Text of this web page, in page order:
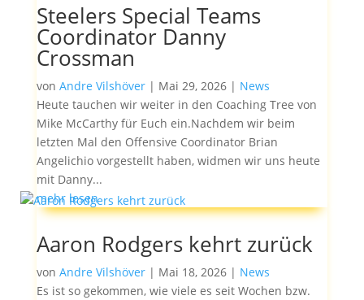
Steelers Special Teams
Coordinator Danny
Crossman
von Andre Vilshöver| Mai 29, 2026| News
Heute tauchen wir weiter in den Coaching Tree von
Mike McCarthy für Euch ein.Nachdem wir beim
letzten Mal den Offensive Coordinator Brian
Angelichio vorgestellt haben, widmen wir uns heute
mit Danny...
mehr lesen
Aaron Rodgers kehrt zurück
von Andre Vilshöver| Mai 18, 2026| News
Es ist so gekommen, wie viele es seit Wochen bzw.